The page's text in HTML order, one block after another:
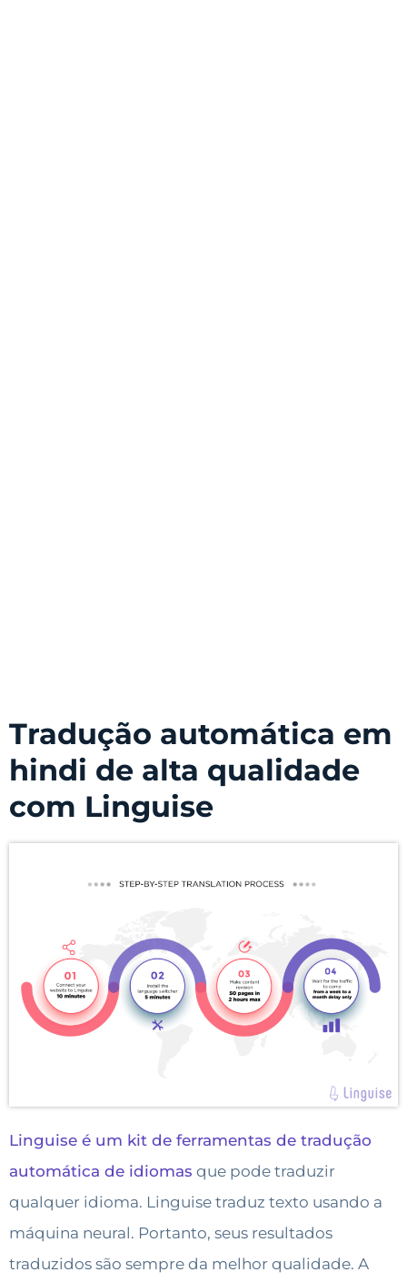
Tradução automática em
hindi de alta qualidade
com Linguise
Linguise é um kit de ferramentas de tradução
automática de idiomas que pode traduzir
qualquer idioma. Linguise traduz texto usando a
máquina neural. Portanto, seus resultados
traduzidos são sempre da melhor qualidade. A